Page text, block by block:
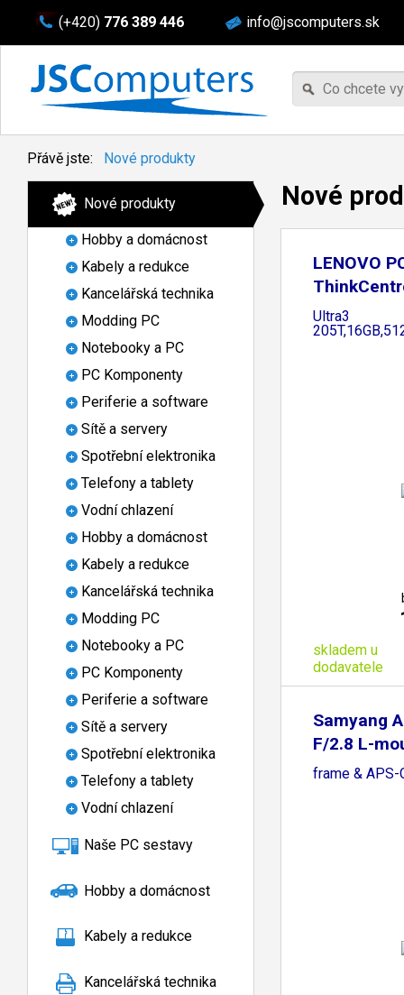
(+420) 776 389 446 info@jscomputers.sk
Přávě jste: Nové produkty
Nové produkty
Hobby a domácnost
Kabely a redukce
Kancelářská technika
Modding PC
Notebooky a PC
PC Komponenty
Periferie a software
Sítě a servery
Spotřební elektronika
Telefony a tablety
Vodní chlazení
Hobby a domácnost
Kabely a redukce
Kancelářská technika
Modding PC
Notebooky a PC
PC Komponenty
Periferie a software
Sítě a servery
Spotřební elektronika
Telefony a tablety
Vodní chlazení
Naše PC sestavy
Hobby a domácnost
Kabely a redukce
Kancelářská technika
Nové
LENOVO
Tiny -
Ultra3
skladem u
dodavatele
Samyang
F/2.8 L-
frame & APS-